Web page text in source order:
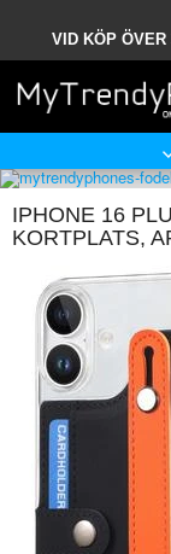
VID KÖP ÖVER
IPHONE 16
KORTPLATS,